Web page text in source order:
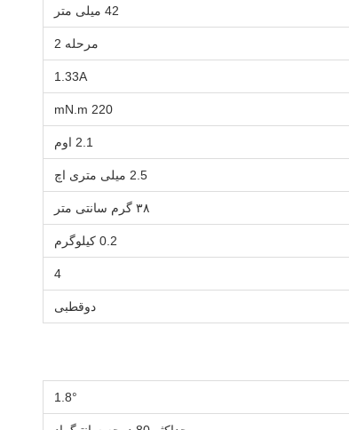
42 میلی متر
مرحله 2
1.33A
220 mN.m
2.1 اوم
2.5 میلی متری اچ
۳۸ گرم سانتی متر
0.2 کیلوگرم
4
دوقطبی
1.8°